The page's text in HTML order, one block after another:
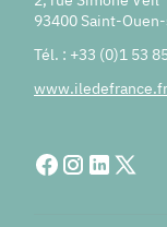
93400 Saint-
Tél. : +33 (0)1 53
www.iledefrance.fr